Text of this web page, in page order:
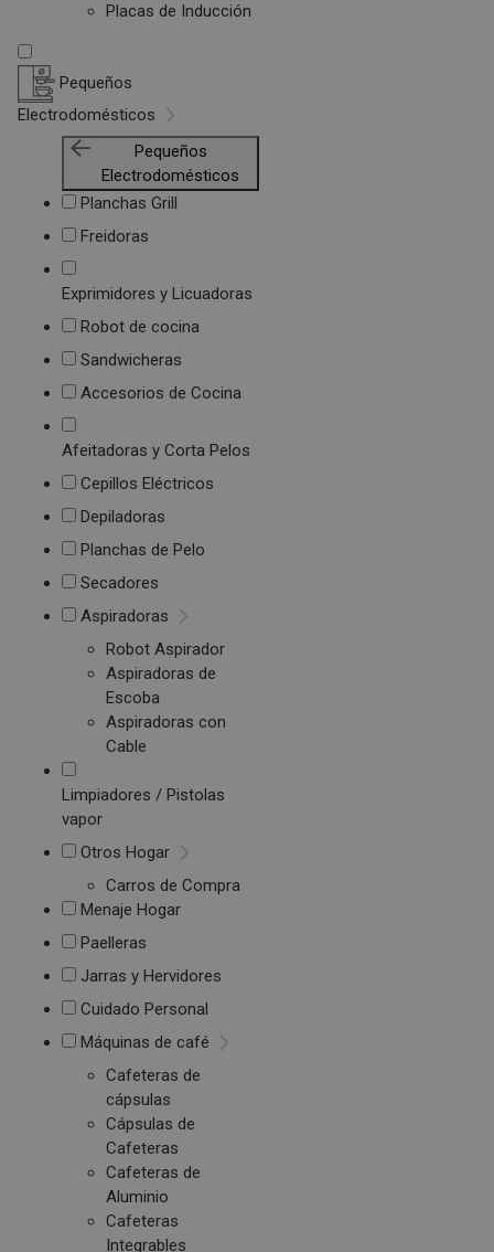
Placas de Inducción
Pequeños
Electrodomésticos
Pequeños
Electrodomésticos
Planchas Grill
Freidoras
Exprimidores y Licuadoras
Robot de cocina
Sandwicheras
Accesorios de Cocina
Afeitadoras y Corta Pelos
Cepillos Eléctricos
Depiladoras
Planchas de Pelo
Secadores
Aspiradoras
Robot Aspirador
Aspiradoras de
Escoba
Aspiradoras con
Cable
Limpiadores / Pistolas
vapor
Otros Hogar
Carros de Compra
Menaje Hogar
Paelleras
Jarras y Hervidores
Cuidado Personal
Máquinas de café
Cafeteras de
cápsulas
Cápsulas de
Cafeteras
Cafeteras de
Aluminio
Cafeteras
Integrables